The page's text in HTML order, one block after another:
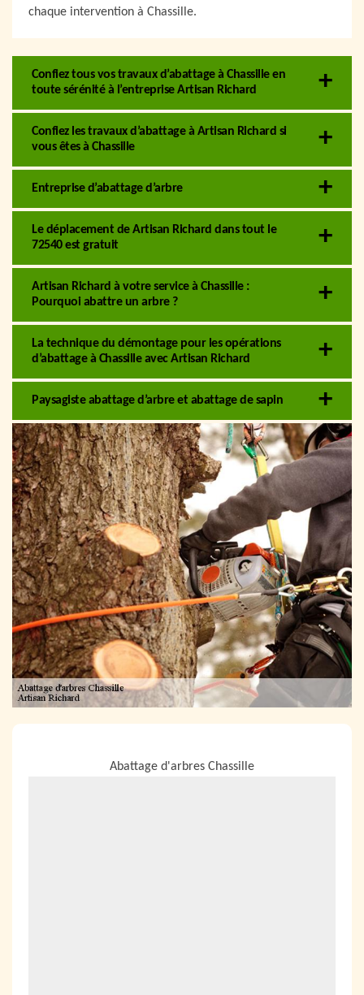
chaque intervention à Chassille.
Confiez tous vos travaux d’abattage à Chassille en
toute sérénité à l’entreprise Artisan Richard
Confiez les travaux d’abattage à Artisan Richard si
vous êtes à Chassille
Entreprise d’abattage d’arbre
Le déplacement de Artisan Richard dans tout le
72540 est gratuit
Artisan Richard à votre service à Chassille :
Pourquoi abattre un arbre ?
La technique du démontage pour les opérations
d’abattage à Chassille avec Artisan Richard
Paysagiste abattage d’arbre et abattage de sapin
Abattage d'arbres Chassille